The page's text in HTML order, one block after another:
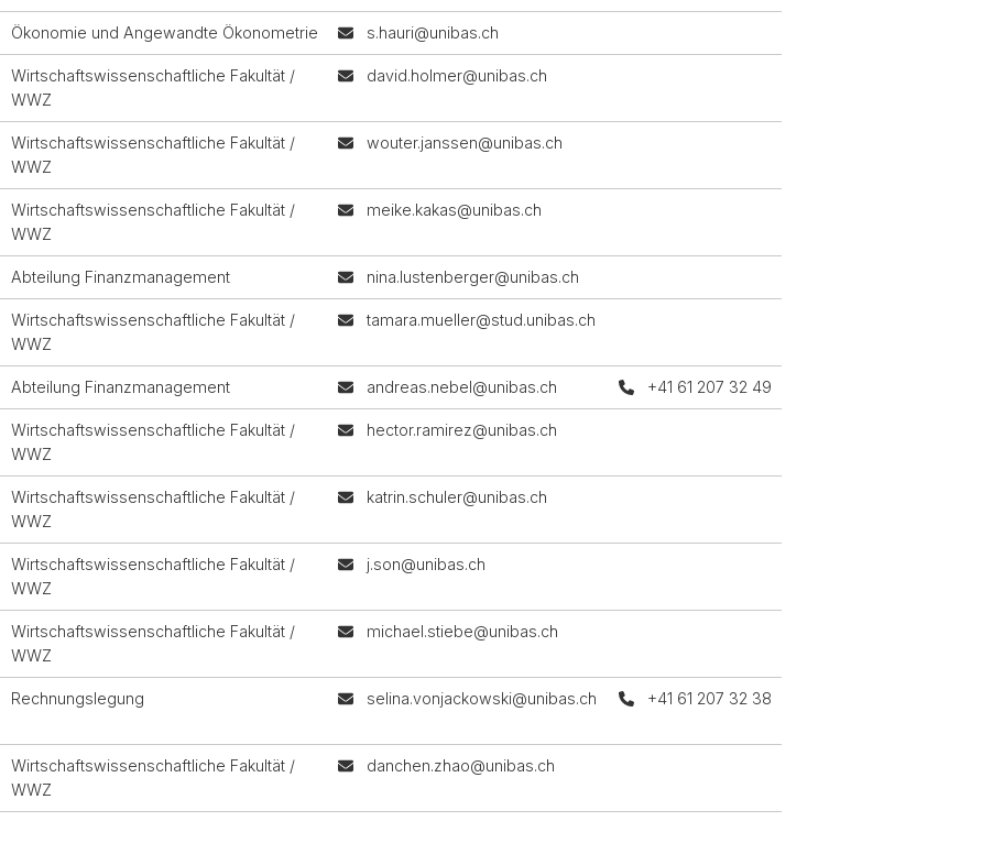
Ökonomie und Angewandte Ökonometrie s.hauri@unibas.ch
Wirtschaftswissenschaftliche Fakultät /
WWZ
david.holmer@unibas.ch
Wirtschaftswissenschaftliche Fakultät /
WWZ
wouter.janssen@unibas.ch
Wirtschaftswissenschaftliche Fakultät /
WWZ
meike.kakas@unibas.ch
Abteilung Finanzmanagement nina.lustenberger@unibas.ch
Wirtschaftswissenschaftliche Fakultät /
WWZ
tamara.mueller@stud.unibas.ch
Abteilung Finanzmanagement andreas.nebel@unibas.ch +41 61 207 32 49
Wirtschaftswissenschaftliche Fakultät /
WWZ
hector.ramirez@unibas.ch
Wirtschaftswissenschaftliche Fakultät /
WWZ
katrin.schuler@unibas.ch
Wirtschaftswissenschaftliche Fakultät /
WWZ
j.son@unibas.ch
Wirtschaftswissenschaftliche Fakultät /
WWZ
michael.stiebe@unibas.ch
Rechnungslegung selina.vonjackowski@unibas.ch +41 61 207 32 38
Wirtschaftswissenschaftliche Fakultät /
WWZ
danchen.zhao@unibas.ch